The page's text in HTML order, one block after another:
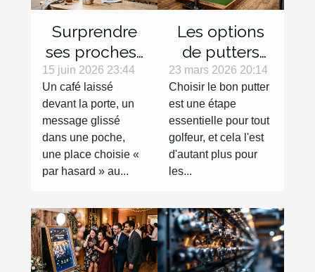
Surprendre
ses proches :
micro-
surprises du
quotidien
15 juin 2026 23:44
Un café laissé
devant la porte, un
message glissé
dans une poche,
une place choisie «
par hasard » au...
Les options
de putters
pour
gauchers :
Avantages et
sélection
23 mars 2026 20:14
Choisir le bon putter
est une étape
essentielle pour tout
golfeur, et cela l'est
d'autant plus pour
les...